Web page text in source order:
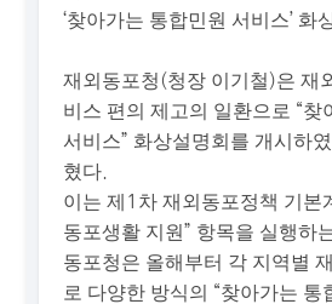
‘찾아가는 통합민원 서비스’ 화
재외동포청(청장 이기철)은 재
비스 편의 제고의 일환으로 “찾
서비스” 화상설명회를 개시하
혔다.
이는 제1차 재외동포정책 기본
동포생활 지원” 항목을 실행하
동포청은 올해부터 각 지역별
로 다양한 방식의 “찾아가는 통